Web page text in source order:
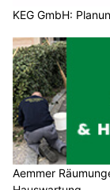
KEG GmbH:
Aemmer